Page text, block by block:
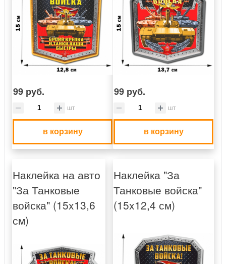
99 руб.
шт
в корзину
99 руб.
шт
в корзину
Наклейка на авто
"За Танковые
войска" (15x13,6
см)
Наклейка "За
Танковые войска"
(15x12,4 см)